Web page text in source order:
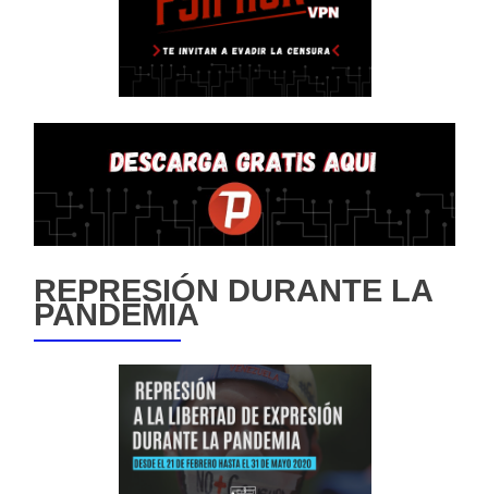
REPRESIÓN DURANTE LA
PANDEMIA